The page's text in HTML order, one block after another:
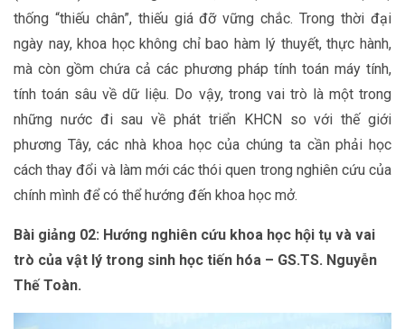
thống “thiếu chân”, thiếu giá đỡ vững chắc. Trong thời đại
ngày nay, khoa học không chỉ bao hàm lý thuyết, thực hành,
mà còn gồm chứa cả các phương pháp tính toán máy tính,
tính toán sâu về dữ liệu. Do vậy, trong vai trò là một trong
những nước đi sau về phát triển KHCN so với thế giới
phương Tây, các nhà khoa học của chúng ta cần phải học
cách thay đổi và làm mới các thói quen trong nghiên cứu của
chính mình để có thể hướng đến khoa học mở.
Bài giảng 02: Hướng nghiên cứu khoa học hội tụ và vai
trò của vật lý trong sinh học tiến hóa – GS.TS. Nguyễn
Thế Toàn.